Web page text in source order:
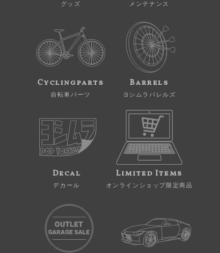
グッズ メンテナンス
Cyclingparts
自転車パーツ
Barrels
ヨシムラバレルズ
Decal
デカール
Limited Items
オンラインショップ限定商品